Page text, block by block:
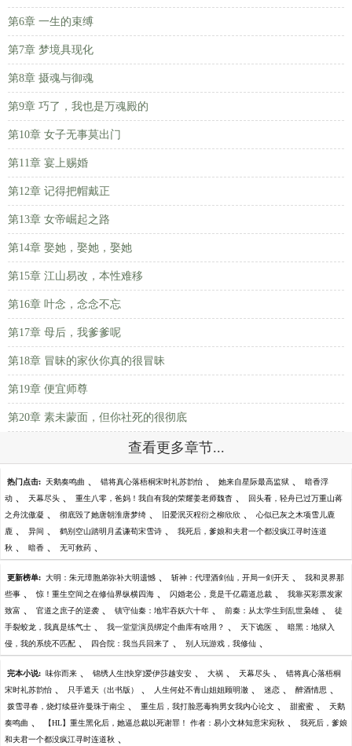
第6章 一生的束缚
第7章 梦境具现化
第8章 摄魂与御魂
第9章 巧了，我也是万魂殿的
第10章 女子无事莫出门
第11章 宴上赐婚
第12章 记得把帽戴正
第13章 女帝崛起之路
第14章 娶她，娶她，娶她
第15章 江山易改，本性难移
第16章 叶念，念念不忘
第17章 母后，我爹爹呢
第18章 冒昧的家伙你真的很冒昧
第19章 便宜师尊
第20章 素未蒙面，但你社死的很彻底
查看更多章节...
热门点击: 天鹅奏鸣曲 、 错将真心落梧桐宋时礼苏韵怡 、 她来自星际最高监狱 、 暗香浮
动 、 天幕尽头 、 重生八零，爸妈！我自有我的荣耀姜老师魏杳 、 回头看，轻舟已过万重山蒋
之舟沈傲凝 、 彻底毁了她唐朝淮唐梦绮 、 旧爱泯灭程衍之柳欣欣 、 心似已灰之木项雪儿鹿
鹿 、 异间 、 鹤别空山踏明月孟谦荀宋雪诗 、 我死后，爹娘和夫君一个都没疯江寻时连道
秋 、 暗香 、 无可救药 、
更新榜单: 大明：朱元璋胞弟弥补大明遗憾 、 斩神：代理酒剑仙，开局一剑开天 、 我和灵界那
些事 、 惊！重生空间之在修仙界纵横四海 、 闪婚老公，竟是千亿霸道总裁 、 我靠买彩票发家
致富 、 官道之庶子的逆袭 、 镇守仙秦：地牢吞妖六十年 、 前秦：从太学生到乱世枭雄 、 徒
手裂蛟龙，我真是练气士 、 我一堂堂演员绑定个曲库有啥用？ 、 天下诡医 、 暗黑：地狱入
侵，我的系统不匹配 、 四合院：我当兵回来了 、 别人玩游戏，我修仙 、
完本小说: 味你而来 、 锦绣人生[快穿]爱伊莎越安安 、 大祸 、 天幕尽头 、 错将真心落梧桐
宋时礼苏韵怡 、 只手遮天（出书版） 、 人生何处不青山姐姐顾明澈 、 迷恋 、 醉酒情思 、
拨雪寻春，烧灯续昼许曼珠于南尘 、 重生后，我打脸恶毒狗男女我内心论文 、 甜蜜蜜 、 天鹅
奏鸣曲 、 【HL】重生黑化后，她逼总裁以死谢罪！ 作者：易小文林知意宋宛秋 、 我死后，爹娘
和夫君一个都没疯江寻时连道秋 、